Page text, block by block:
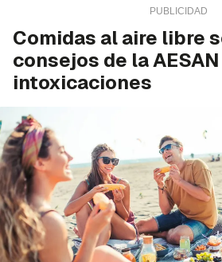
Comidas al aire libre
consejos de la
intoxicaciones